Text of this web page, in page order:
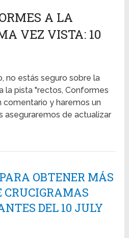
A LA
VEZ VISTA: 10
no estás seguro sobre la
la pista "rectos, Conformes
comentario y haremos un
aseguraremos de actualizar
OBTENER MÁS
CRUCIGRAMAS
DEL 10 JULY